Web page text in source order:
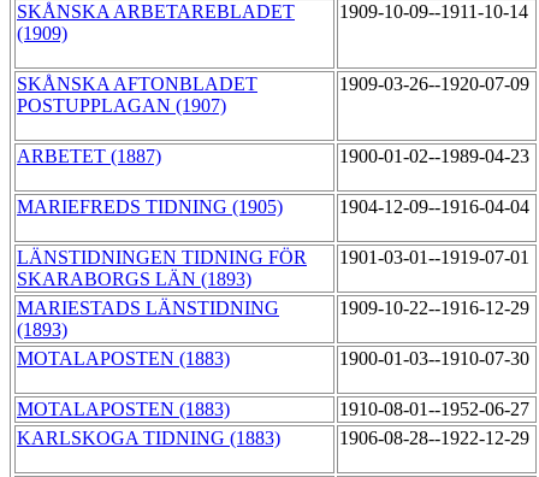
SKÅNSKA ARBETAREBLADET
(1909)
1909-10-09--1911-10-14
SKÅNSKA AFTONBLADET
POSTUPPLAGAN (1907)
1909-03-26--1920-07-09
ARBETET (1887) 1900-01-02--1989-04-23
MARIEFREDS TIDNING (1905) 1904-12-09--1916-04-04
LÄNSTIDNINGEN TIDNING FÖR
SKARABORGS LÄN (1893)
1901-03-01--1919-07-01
MARIESTADS LÄNSTIDNING
(1893)
1909-10-22--1916-12-29
MOTALAPOSTEN (1883) 1900-01-03--1910-07-30
MOTALAPOSTEN (1883)
1910-08-01--1952-06-27
KARLSKOGA TIDNING (1883)
1906-08-28--1922-12-29